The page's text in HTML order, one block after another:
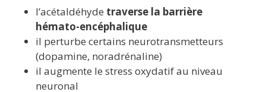
l’acétaldéhyde traverse la barrière
hémato-encéphalique
il perturbe certains neurotransmetteurs
(dopamine, noradrénaline)
il augmente le stress oxydatif au niveau
neuronal